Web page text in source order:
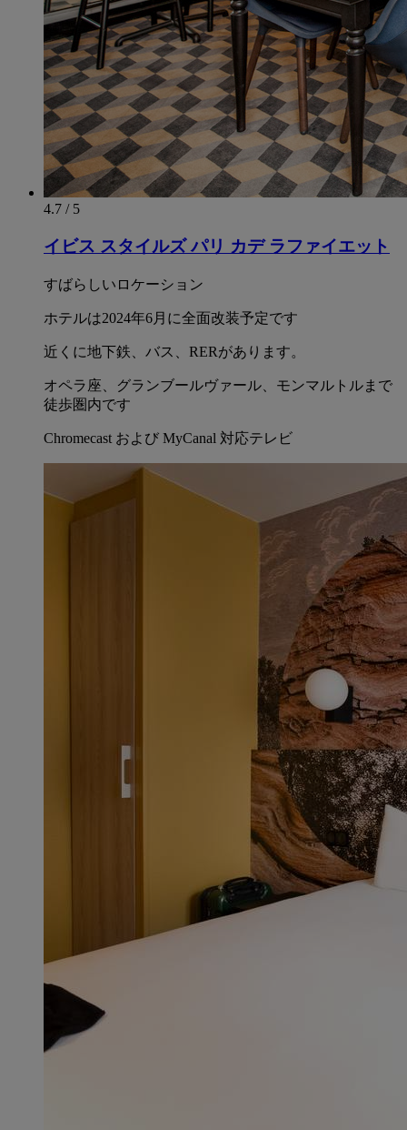
4.7 / 5
イビス スタイルズ パリ カデ ラファイエット
すばらしいロケーション
ホテルは2024年6月に全面改装予定です
近くに地下鉄、バス、RERがあります。
オペラ座、グランブールヴァール、モンマルトルまで
徒歩圏内です
Chromecast および MyCanal 対応テレビ